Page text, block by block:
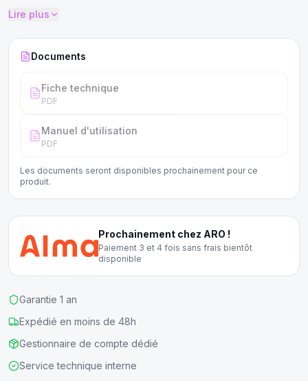
couvercles GN sont lavables au lave-vaisselle.
Lire plus
Documents
Fiche technique
PDF
Manuel d'utilisation
PDF
Les documents seront disponibles prochainement pour ce
produit.
Prochainement chez ARO !
Paiement 3 et 4 fois sans frais bientôt
disponible
Garantie 1 an
Expédié en moins de 48h
Gestionnaire de compte dédié
Service technique interne